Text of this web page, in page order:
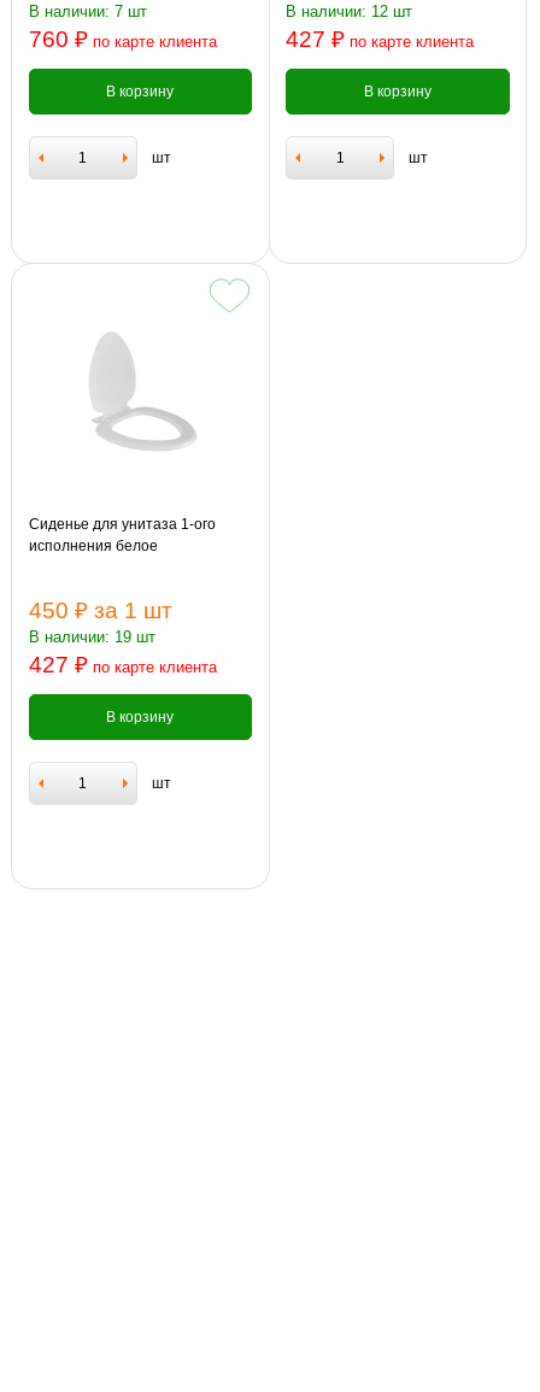
В наличии: 7 шт
760 ₽ по карте клиента
В корзину
шт
В наличии: 12 шт
427 ₽ по карте клиента
В корзину
шт
Сиденье для унитаза 1-ого
исполнения белое
450 ₽ за 1 шт
В наличии: 19 шт
427 ₽ по карте клиента
В корзину
шт